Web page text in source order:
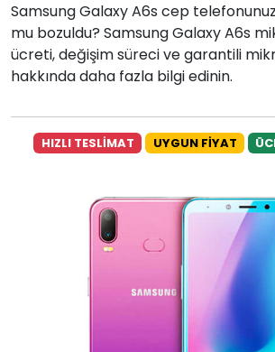
Samsung Galaxy A6s cep
mu bozuldu? Samsung Galaxy A6s
ücreti, değişim süreci ve garantili
hakkında daha fazla bilgi edinin.
HIZLI TESLİMAT UYGUN FİYAT